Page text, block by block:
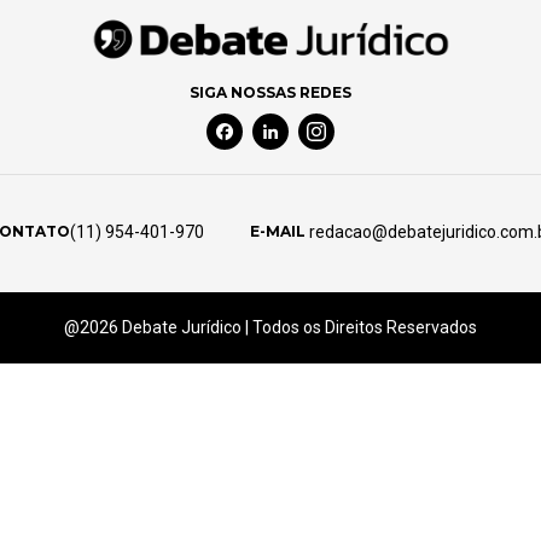
SIGA NOSSAS REDES
Facebook Social Media
Linkedin Social Media
Instagram Social Media
(11) 954-401-970 E-MAIL
@2026 Debate Jurídico | Todos os Direitos Reservados